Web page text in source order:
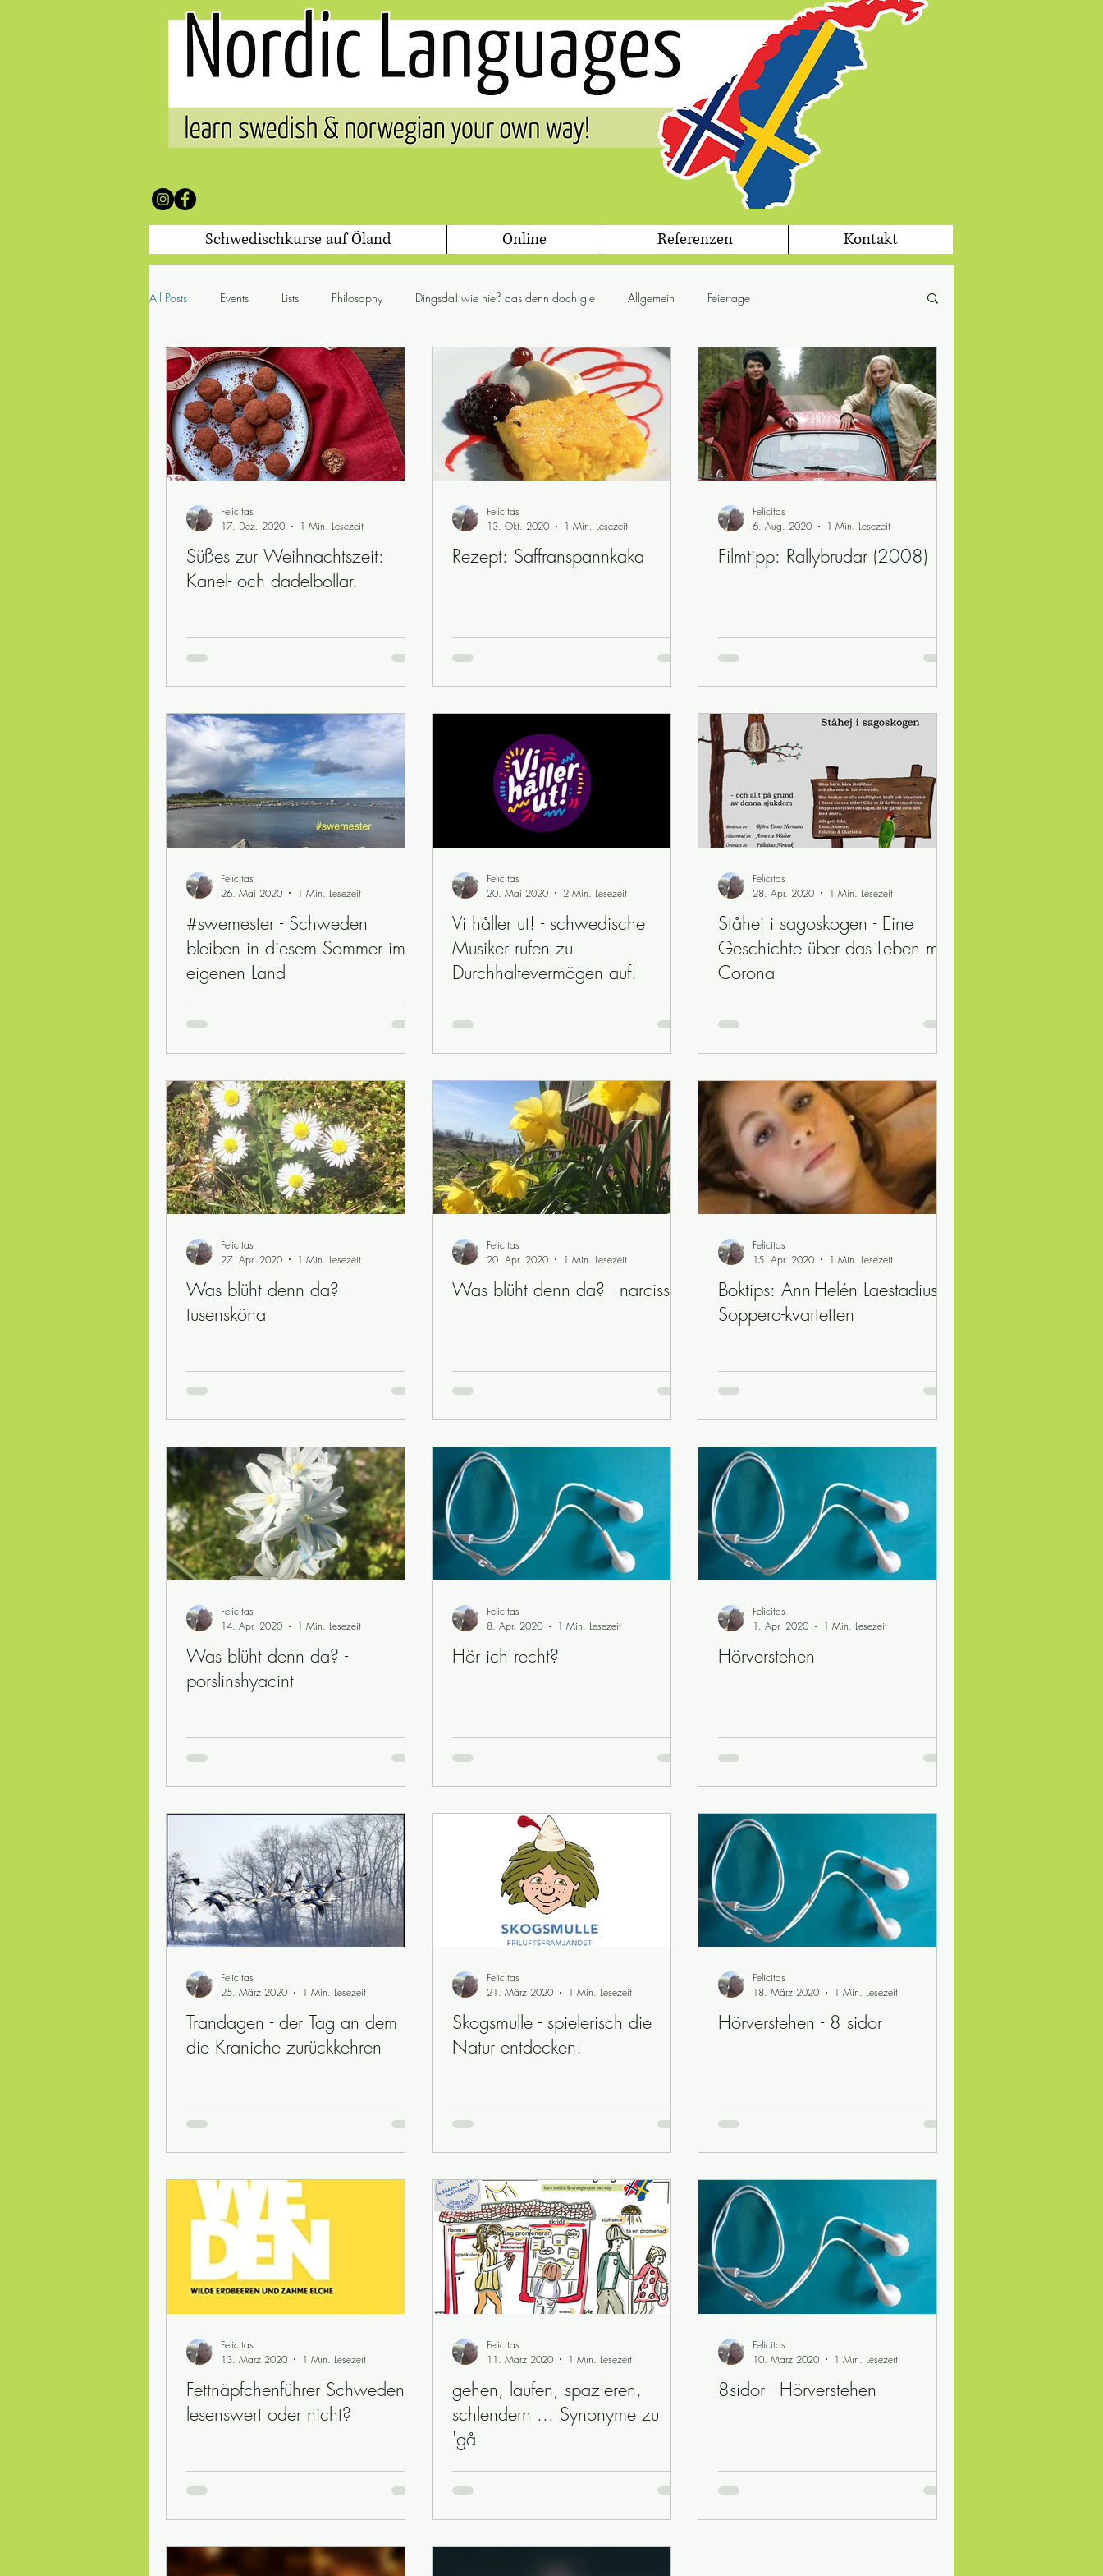
Schwedischkurse auf Öland Online Referenzen Kontakt
All Posts Events Lists Philosophy Dingsda! wie hieß das denn doch gle Allgemein Feiertage
100 Worte & was sie mit sich br glögg Flora & Fauna Gesetz Grammis Sweden fika jul i Sverige
Safety first julkalender Redewendungen riksdagsval schwedische Grammatik Politik samhälle Lerntips
typisch Schwedisch synonyme
Süßes zur Weihnachtszeit:
Kanel- och dadelbollar.
Felicitas
17. Dez. 2020
1 Min. Lesezeit
Rezept: Saffranspannkaka
Felicitas
13. Okt. 2020
1 Min. Lesezeit
Filmtipp: Rallybrudar (2008)
Felicitas
6. Aug. 2020
1 Min. Lesezeit
#swemester - Schweden
bleiben in diesem Sommer im
eigenen Land
Felicitas
26. Mai 2020
1 Min. Lesezeit
Vi håller ut! - schwedische
Musiker rufen zu
Durchhaltevermögen auf!
Felicitas
20. Mai 2020
2 Min. Lesezeit
Ståhej i sagoskogen - Eine
Geschichte über das Leben mit
Corona
Felicitas
28. Apr. 2020
1 Min. Lesezeit
Was blüht denn da? -
tusensköna
Felicitas
27. Apr. 2020
1 Min. Lesezeit
Was blüht denn da? - narcisser
Felicitas
20. Apr. 2020
1 Min. Lesezeit
Boktips: Ann-Helén Laestadius -
Soppero-kvartetten
Felicitas
15. Apr. 2020
1 Min. Lesezeit
Was blüht denn da? -
porslinshyacint
Felicitas
14. Apr. 2020
1 Min. Lesezeit
Hör ich recht?
Felicitas
8. Apr. 2020
1 Min. Lesezeit
Hörverstehen
Felicitas
1. Apr. 2020
1 Min. Lesezeit
Trandagen - der Tag an dem
die Kraniche zurückkehren
Felicitas
25. März 2020
1 Min. Lesezeit
Skogsmulle - spielerisch die
Natur entdecken!
Felicitas
21. März 2020
1 Min. Lesezeit
Hörverstehen - 8 sidor
Felicitas
18. März 2020
1 Min. Lesezeit
Fettnäpfchenführer Schweden -
lesenswert oder nicht?
Felicitas
13. März 2020
1 Min. Lesezeit
gehen, laufen, spazieren,
schlendern ... Synonyme zu
'gå'
Felicitas
11. März 2020
1 Min. Lesezeit
8sidor - Hörverstehen
Felicitas
10. März 2020
1 Min. Lesezeit